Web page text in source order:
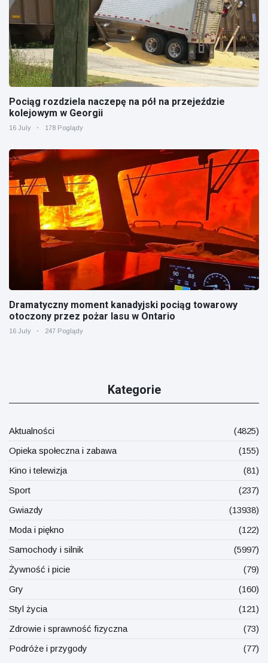
Pociąg rozdziela naczepę na pół na przejeździe
kolejowym w Georgii
16 July 178 Poglądy
Dramatyczny moment kanadyjski pociąg towarowy
otoczony przez pożar lasu w Ontario
16 July 247 Poglądy
Kategorie
Aktualności
(4825)
Opieka społeczna i zabawa
(155)
Kino i telewizja
(81)
Sport
(237)
Gwiazdy
(13938)
Moda i piękno
(122)
Samochody i silnik
(5997)
Żywność i picie
(79)
Gry
(160)
Styl życia
(121)
Zdrowie i sprawność fizyczna
(73)
Podróże i przygody
(77)